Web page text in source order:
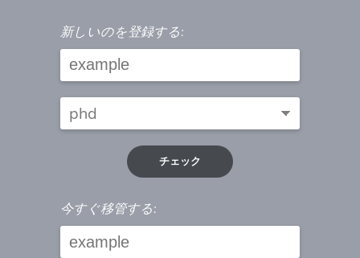
新しいのを登録する:
チェック
今すぐ移管する: